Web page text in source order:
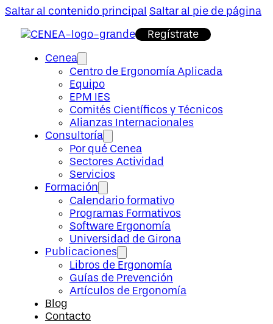
Saltar al contenido principal Saltar al pie de página
Regístrate
Cenea
Centro de Ergonomía Aplicada
Equipo
EPM IES
Comités Científicos y Técnicos
Alianzas Internacionales
Consultoría
Por qué Cenea
Sectores Actividad
Servicios
Formación
Calendario formativo
Programas Formativos
Software Ergonomía
Universidad de Girona
Publicaciones
Libros de Ergonomía
Guías de Prevención
Artículos de Ergonomía
Blog
Contacto